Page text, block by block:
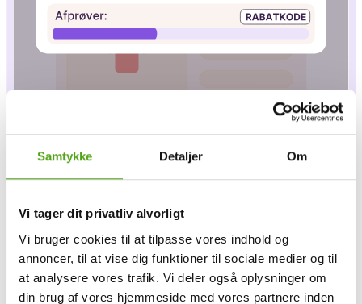
Samtykke Detaljer Om
Vi tager dit privatliv alvorligt
Vi bruger cookies til at tilpasse vores indhold og
annoncer, til at vise dig funktioner til sociale medier og til
at analysere vores trafik. Vi deler også oplysninger om
din brug af vores hjemmeside med vores partnere inden